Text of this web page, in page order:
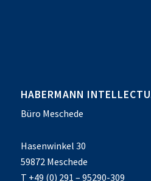
HABERMANN
Büro Meschede
Hasenwinkel 30
59872 Meschede
T +49 (0) 291 – 95290-309